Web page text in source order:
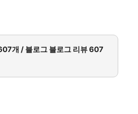
개 / 블로그 블로그 리뷰 607